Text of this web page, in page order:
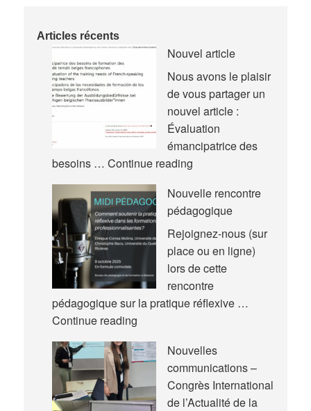
Articles récents
Nouvel article
Nous avons le plaisir
de vous partager un
nouvel article :
Évaluation
émancipatrice des
besoins … Continue readingNouvel
Nouvelle rencontre
pédagogique
Rejoignez-nous (sur
place ou en ligne)
lors de cette
rencontre
pédagogique sur la pratique réflexive …
Continue readingNouvelle
pédagogique
Nouvelles
communications –
Congrès International
de l’Actualité de la